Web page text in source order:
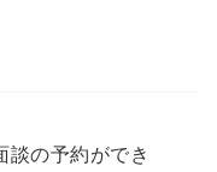
談の予約ができ